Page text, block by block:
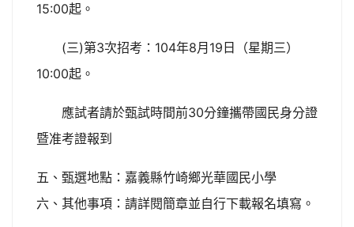
15:00起。
(三)第3次招考： 104年8月 19 日（星期三）
10:00起。
應試者請於甄試時間前30分鐘攜帶國民身分證
暨准考證報到
五、甄選地點：嘉義縣竹崎鄉光華國民小學
六、其他事項：請詳閱簡章並自行下載報名填寫。